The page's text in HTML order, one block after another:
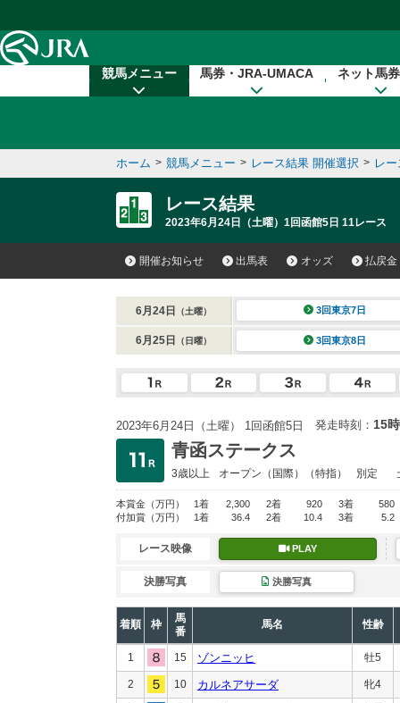
競馬メニュー 馬券・JRA-UMACA ネット馬
ホーム > 競馬メニュー > レース結果 開催選択 > レ
レース結果
2023年6月24日（土曜）1回函館5日 11レース
開催お知らせ 出馬表 オッズ 払戻金
6月24日 （土曜） 3回東京7日
6月25日 （日曜） 3回東京8日
2023年6月24日（土曜） 1回函館5日 発走時刻： 15
青函ステークス
3歳以上 オープン （国際）（特指） 別定
本賞金 （万円） 1着 2,300 2着 920 3着
580
付加賞 （万円） 1着 36.4 2着 10.4 3着 5.2
レース映像 PLAY
決勝写真 決勝写真
着順 枠
馬
番
馬名 性齢
1 15 ゾンニッヒ 牡5
2 10 カルネアサーダ 牝4